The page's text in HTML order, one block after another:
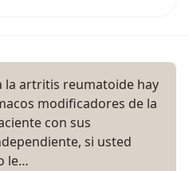
la artritis reumatoide hay
modificadores de la
con sus
si usted
le…